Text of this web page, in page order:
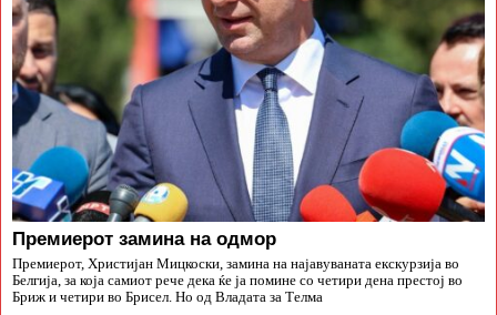
Премиерот замина на одмор
Премиерот, Христијан Мицкоски, замина на најавуваната екскурзија во
Белгија, за која самиот рече дека ќе ја помине со четири дена престој во
Бриж и четири во Брисел. Но од Владата за Телма